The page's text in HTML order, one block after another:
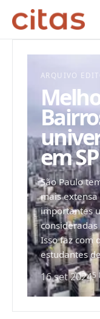
ARQUIVO
em SP
São Paulo
mais
importantes
Isso faz com
estudantes
16 set 20245